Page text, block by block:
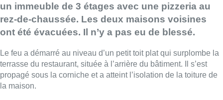
un immeuble de 3 étages avec une pizzeria au
rez-de-chaussée. Les deux maisons voisines
ont été évacuées. Il n’y a pas eu de blessé.
Le feu a démarré au niveau d’un petit toit plat qui surplombe la
terrasse du restaurant, située à l’arrière du bâtiment. Il s’est
propagé sous la corniche et a atteint l’isolation de la toiture de
la maison.